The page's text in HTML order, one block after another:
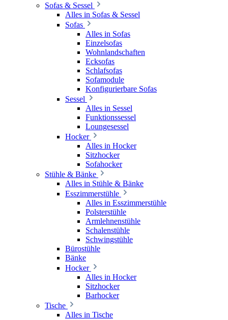
Sofas & Sessel
Alles in Sofas & Sessel
Sofas
Alles in Sofas
Einzelsofas
Wohnlandschaften
Ecksofas
Schlafsofas
Sofamodule
Konfigurierbare Sofas
Sessel
Alles in Sessel
Funktionssessel
Loungesessel
Hocker
Alles in Hocker
Sitzhocker
Sofahocker
Stühle & Bänke
Alles in Stühle & Bänke
Esszimmerstühle
Alles in Esszimmerstühle
Polsterstühle
Armlehnenstühle
Schalenstühle
Schwingstühle
Bürostühle
Bänke
Hocker
Alles in Hocker
Sitzhocker
Barhocker
Tische
Alles in Tische